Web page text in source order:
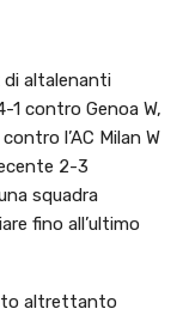
di altalenanti
contro Genoa W,
l’AC Milan W
2-3
squadra
fino all’ultimo
altrettanto